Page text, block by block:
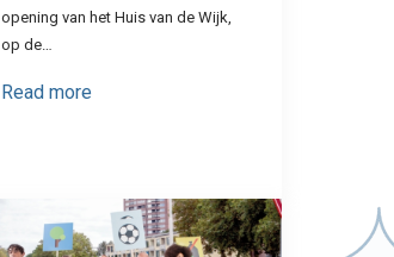
opening van het Huis van de Wijk,
op de…
Read more